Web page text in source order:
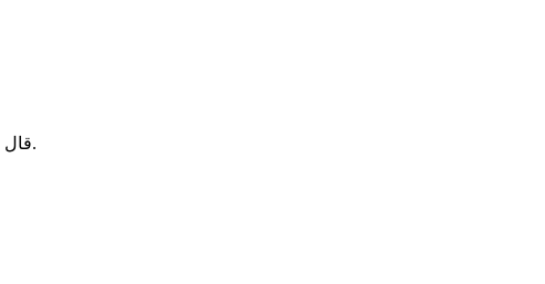
قال وزير التنمية الحيوانية المختار ولد كاكيه، إن 60 بالمائة من الإبل في ولاية داخلت نواذيبو ما تزال متنقلة ولم تدخل بعد الدورة الاقتصادية.